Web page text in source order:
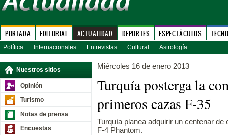
PORTADA EDITORIAL ACTUALIDAD DEPORTES ESPECTÁCULOS
Política Internacionales Entrevistas Cultural Astrología
Nuestros sitios
Opinión
Turismo
Notas de prensa
Encuestas
Miércoles 16 de enero 2013
Turquía posterga la
primeros cazas F-35
Turquía planea adquirir un centenar
F-4 Phantom.